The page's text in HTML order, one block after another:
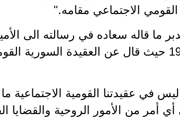
القومي الاجتماعي مقامه."
ما قاله سعاده في رسالته الى
معلوف في 4 آذار 1945 حيث قال عن العقيدة
في عقيدتنا القومية الاجتماعية ما
أمر من الأمور الروحية والقضايا